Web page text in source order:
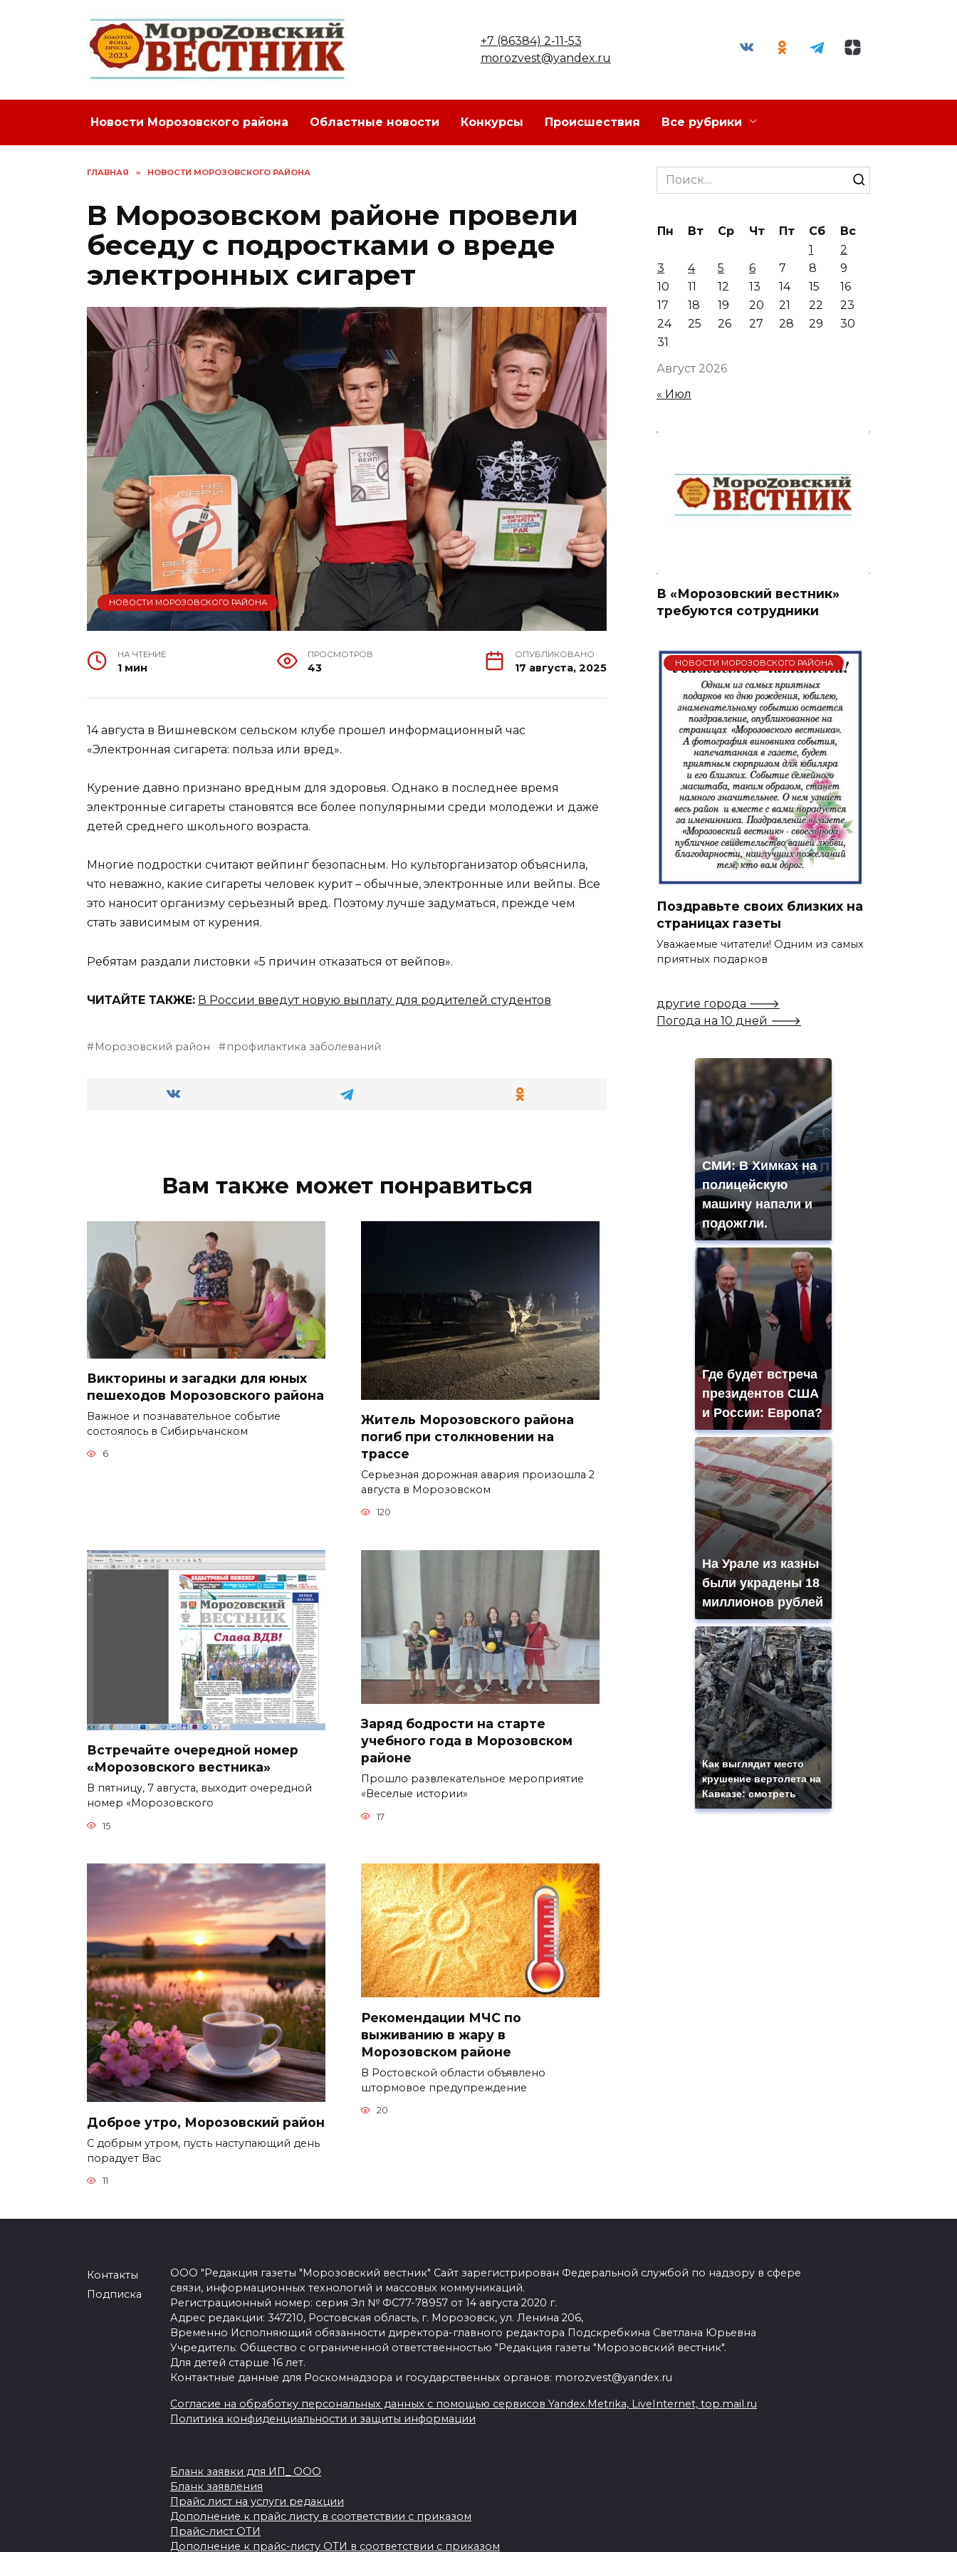
+7 (86384) 2-11-53
morozvest@yandex.ru
Новости Морозовского района Областные новости Конкурсы Происшествия Все рубрики
ГЛАВНАЯ » НОВОСТИ МОРОЗОВСКОГО РАЙОНА
В Морозовском районе провели
беседу с подростками о вреде
электронных сигарет
НОВОСТИ МОРОЗОВСКОГО РАЙОНА
НА ЧТЕНИЕ
1 мин
ПРОСМОТРОВ
43
ОПУБЛИКОВАНО
17 августа, 2025
14 августа в Вишневском сельском клубе прошел информационный час
«Электронная сигарета: польза или вред».
Курение давно признано вредным для здоровья. Однако в последнее время
электронные сигареты становятся все более популярными среди молодежи и даже
детей среднего школьного возраста.
Многие подростки считают вейпинг безопасным. Но культорганизатор объяснила,
что неважно, какие сигареты человек курит – обычные, электронные или вейпы. Все
это наносит организму серьезный вред. Поэтому лучше задуматься, прежде чем
стать зависимым от курения.
Ребятам раздали листовки «5 причин отказаться от вейпов».
ЧИТАЙТЕ ТАКЖЕ: В России введут новую выплату для родителей студентов
Морозовский район профилактика заболеваний
Вам также может понравиться
Викторины и загадки для юных
пешеходов Морозовского района
Важное и познавательное событие
состоялось в Сибирьчанском
6
Житель Морозовского района
погиб при столкновении на
трассе
Серьезная дорожная авария произошла 2
августа в Морозовском
120
Встречайте очередной номер
«Морозовского вестника»
В пятницу, 7 августа, выходит очередной
номер «Морозовского
15
Заряд бодрости на старте
учебного года в Морозовском
районе
Прошло развлекательное мероприятие
«Веселые истории»
17
Доброе утро, Морозовский район
С добрым утром, пусть наступающий день
порадует Вас
11
Рекомендации МЧС по
выживанию в жару в
Морозовском районе
В Ростовской области объявлено
штормовое предупреждение
20
Search
for:
Август 2026
Пн Вт Ср Чт Пт Сб
Вс
1
2
3
4 5 6 7 8
9
10
11 12 13 14 15
16
17
18 19 20 21 22
23
24
25 26 27 28 29
30
31
« Июл
В «Морозовский вестник»
требуются сотрудники
НОВОСТИ МОРОЗОВСКОГО РАЙОНА
Поздравьте своих близких на
страницах газеты
Уважаемые читатели! Одним из самых
приятных подарков
другие города 🡒
Погода на 10 дней 🡒
СМИ: В Химках на
полицейскую
машину напали и
подожгли.
Где будет встреча
президентов США
и России: Европа?
На Урале из казны
были украдены 18
миллионов рублей
Как выглядит место
крушение вертолета на
Кавказе: смотреть
Контакты
Подписка
ООО "Редакция газеты "Морозовский вестник" Сайт зарегистрирован Федеральной службой по надзору в сфере
связи, информационных технологий и массовых коммуникаций.
Регистрационный номер: серия Эл № ФС77-78957 от 14 августа 2020 г.
Адрес редакции: 347210, Ростовская область, г. Морозовск, ул. Ленина 206,
Временно Исполняющий обязанности директора-главного редактора Подскребкина Светлана Юрьевна
Учредитель: Общество с ограниченной ответственностью "Редакция газеты "Морозовский вестник".
Для детей старше 16 лет.
Контактные данные для Роскомнадзора и государственных органов: morozvest@yandex.ru
Согласие на обработку персональных данных с помощью сервисов Yandex.Metrika, LiveInternet, top.mail.ru
Политика конфиденциальности и защиты информации
Бланк заявки для ИП_ ООО
Бланк заявления
Прайс лист на услуги редакции
Дополнение к прайс листу в соответствии с приказом
Прайс-лист ОТИ
Дополнение к прайс-листу ОТИ в соответствии с приказом